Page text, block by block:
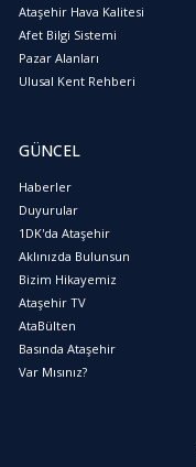
Ataşehir Hava Kalitesi
Afet Bilgi Sistemi
Pazar Alanları
Ulusal Kent Rehberi
GÜNCEL
Haberler
Duyurular
1DK'da Ataşehir
Aklınızda Bulunsun
Bizim Hikayemiz
Ataşehir TV
AtaBülten
Basında Ataşehir
Var Mısınız?